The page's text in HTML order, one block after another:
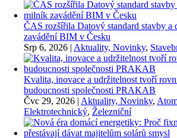
ČAS rozšířila Datový standard stavby
zavádění BIM v Česku
Srp 6, 2026 | Aktuality, Novinky,
Kvalita, inovace a udržitelnost tvoří
budoucnosti společnosti PRAKAB
Čvc 29, 2026 | Aktuality, Novinky,
Elektrotechnický, Železniční